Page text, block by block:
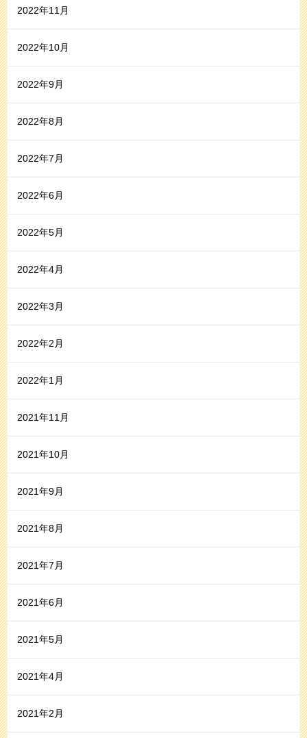
2022年11月
2022年10月
2022年9月
2022年8月
2022年7月
2022年6月
2022年5月
2022年4月
2022年3月
2022年2月
2022年1月
2021年11月
2021年10月
2021年9月
2021年8月
2021年7月
2021年6月
2021年5月
2021年4月
2021年2月